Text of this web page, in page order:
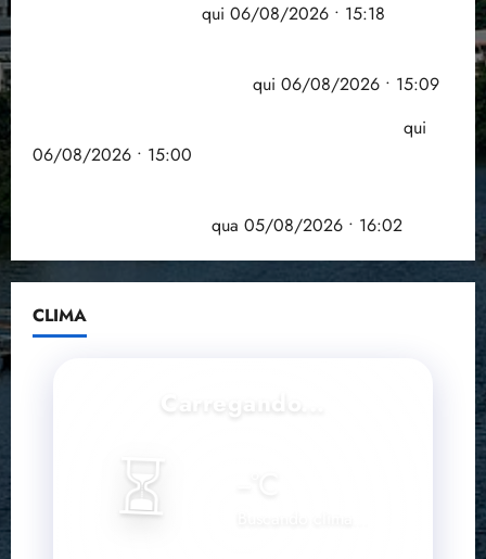
qui 06/08/2026 • 15:18
qui 06/08/2026 • 15:09
qui
06/08/2026 • 15:00
qua 05/08/2026 • 16:02
CLIMA
Carregando...
⏳